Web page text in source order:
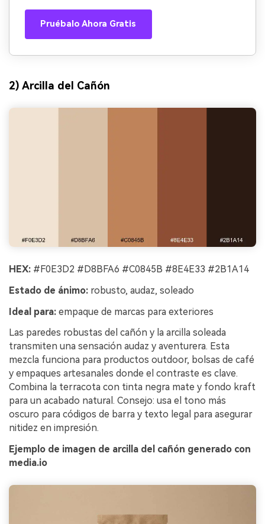
Pruébalo Ahora Gratis
2) Arcilla del Cañón
HEX: #F0E3D2 #D8BFA6 #C0845B #8E4E33 #2B1A14
Estado de ánimo: robusto, audaz, soleado
Ideal para: empaque de marcas para exteriores
Las paredes robustas del cañón y la arcilla soleada
transmiten una sensación audaz y aventurera. Esta
mezcla funciona para productos outdoor, bolsas de café
y empaques artesanales donde el contraste es clave.
Combina la terracota con tinta negra mate y fondo kraft
para un acabado natural. Consejo: usa el tono más
oscuro para códigos de barra y texto legal para asegurar
nitidez en impresión.
Ejemplo de imagen de arcilla del cañón generado con
media.io